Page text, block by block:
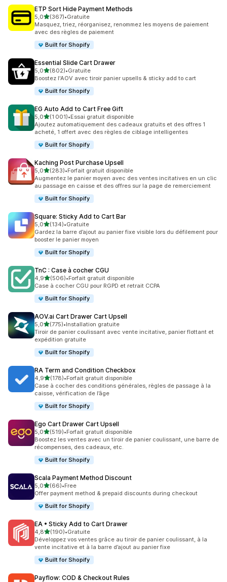
ETP Sort Hide Payment Methods
5,0étoile(s) sur 5
(367)
367 avis au total
•Gratuite
Masquez, triez, réorganisez, renommez les moyens de paiement
avec des règles de paiement
Built for Shopify
Essential Slide Cart Drawer
5,0étoile(s) sur 5
(802)
802 avis au total
•Gratuite
Boostez l'AOV avec tiroir panier upsells & sticky add to cart
Built for Shopify
EG Auto Add to Cart Free Gift
5,0étoile(s) sur 5
(1 001)
1001 avis au total
•Essai gratuit disponible
Ajoutez automatiquement des cadeaux gratuits et des offres 1
acheté, 1 offert avec des règles de ciblage intelligentes
Built for Shopify
Kaching Post Purchase Upsell
5,0étoile(s) sur 5
(283)
283 avis au total
•Forfait gratuit disponible
Augmentez le panier moyen avec des ventes incitatives en un clic
au passage en caisse et des offres sur la page de remerciement
Built for Shopify
Square: Sticky Add to Cart Bar
5,0étoile(s) sur 5
(134)
134 avis au total
•Gratuite
Gardez la barre d’ajout au panier fixe visible lors du défilement pour
booster le panier moyen
Built for Shopify
TnC : Case à cocher CGU
4,9étoile(s) sur 5
(506)
506 avis au total
•Forfait gratuit disponible
Case à cocher CGU pour RGPD et retrait CCPA
Built for Shopify
AOV.ai Cart Drawer Cart Upsell
5,0étoile(s) sur 5
(775)
775 avis au total
•Installation gratuite
Tiroir de panier coulissant avec vente incitative, panier flottant et
expédition gratuite
Built for Shopify
RA Term and Condition Checkbox
4,9étoile(s) sur 5
(178)
178 avis au total
•Forfait gratuit disponible
Case à cocher des conditions générales, règles de passage à la
caisse, vérification de l’âge
Built for Shopify
Ego Cart Drawer Cart Upsell
5,0étoile(s) sur 5
(519)
519 avis au total
•Forfait gratuit disponible
Boostez les ventes avec un tiroir de panier coulissant, une barre de
récompenses, des cadeaux, etc.
Built for Shopify
Scala Payment Method Discount
5,0étoile(s) sur 5
(66)
66 avis au total
•Free
Offer payment method & prepaid discounts during checkout
Built for Shopify
EA • Sticky Add to Cart Drawer
4,8étoile(s) sur 5
(190)
190 avis au total
•Gratuite
Développez vos ventes grâce au tiroir de panier coulissant, à la
vente incitative et à la barre d’ajout au panier fixe
Built for Shopify
Payflow: COD & Checkout Rules